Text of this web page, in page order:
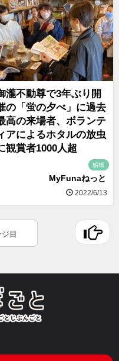
瀧不動尊で3年ぶり開
の「蛍の夕べ」に過去
高の来場者、ボランテ
アによるホタルの放虫
観賞者1000人超
船橋
MyFunaねっと
2022/6/13
目